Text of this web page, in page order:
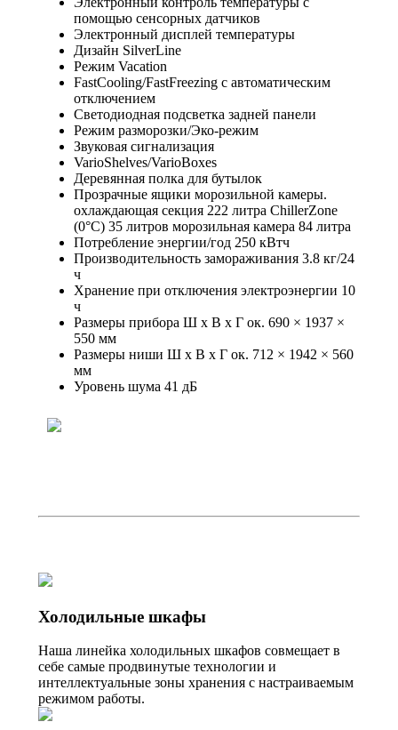
помощью сенсорных датчиков
Электронный дисплей температуры
Дизайн SilverLine
Режим Vacation
FastCooling/FastFreezing с автоматическим
отключением
Светодиодная подсветка задней панели
Режим разморозки/Эко-режим
Звуковая сигнализация
VarioShelves/VarioBoxes
Деревянная полка для бутылок
Прозрачные ящики морозильной камеры.
охлаждающая секция 222 литра ChillerZone
(0°C) 35 литров морозильная камера 84 литра
Потребление энергии/год 250 кВтч
Производительность замораживания 3.8 кг/24
ч
Хранение при отключения электроэнергии 10
ч
Размеры прибора Ш x В x Г ок. 690 × 1937 ×
550 мм
Размеры ниши Ш x В x Г ок. 712 × 1942 × 560
мм
Уровень шума 41 дБ
Холодильные шкафы
Наша линейка холодильных шкафов совмещает в
себе самые продвинутые технологии и
интеллектуальные зоны хранения с настраиваемым
режимом работы.